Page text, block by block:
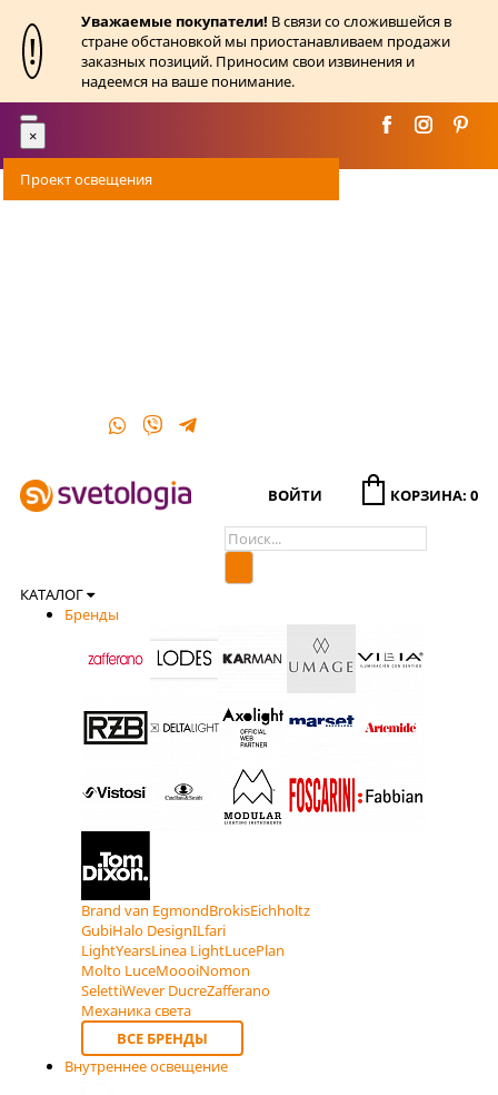
!
Уважаемые покупатели! В связи со сложившейся в
стране обстановкой мы приостанавливаем продажи
заказных позиций. Приносим свои извинения и
надеемся на ваше понимание.
Toggle
navigation
×
Проект освещения
ВОЙТИ КОРЗИНА: 0
КАТАЛОГ
Бренды
Brand van EgmondBrokisEichholtz
GubiHalo DesignILfari
LightYearsLinea LightLucePlan
Molto LuceMoooiNomon
SelettiWever DucreZafferano
Механика света
ВСЕ БРЕНДЫ
Внутреннее освещение